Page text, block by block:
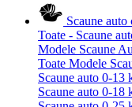
Scaune auto
Toate - Scaune
Modele Scaune
Toate Modele
Scaune auto 0-13
Scaune auto 0-18